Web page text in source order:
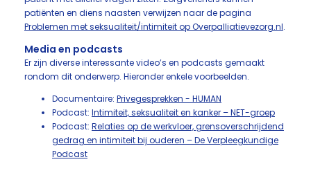
patiënten en diens naasten verwijzen naar de pagina
Problemen met seksualiteit/intimiteit op Overpalliatievezorg.nl.
Media en podcasts
Er zijn diverse interessante video’s en podcasts gemaakt
rondom dit onderwerp. Hieronder enkele voorbeelden.
Documentaire: Privegesprekken - HUMAN
Podcast: Intimiteit, seksualiteit en kanker – NET-groep
Podcast: Relaties op de werkvloer, grensoverschrijdend
gedrag en intimiteit bij ouderen – De Verpleegkundige
Podcast